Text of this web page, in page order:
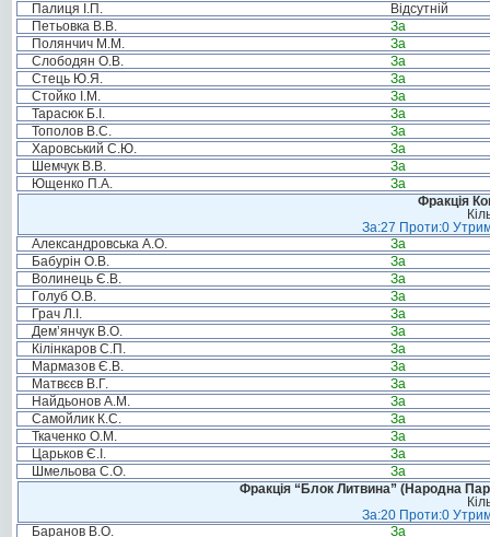
Палиця І.П.
Відсутній
Петьовка В.В.
За
Полянчич М.М.
За
Слободян О.В.
За
Стець Ю.Я.
За
Стойко І.М.
За
Тарасюк Б.І.
За
Тополов В.С.
За
Харовський С.Ю.
За
Шемчук В.В.
За
Ющенко П.А.
За
Фракція
За:27 Проти:0
Александровська А.О.
За
Бабурін О.В.
За
Волинець Є.В.
За
Голуб О.В.
За
Грач Л.І.
За
Дем’янчук В.О.
За
Кілінкаров С.П.
За
Мармазов Є.В.
За
Матвєєв В.Г.
За
Найдьонов А.М.
За
Самойлик К.С.
За
Ткаченко О.М.
За
Царьков Є.І.
За
Шмельова С.О.
За
Фракція “Блок Литвина” (Народна
За:20 Проти:0
Баранов В.О.
За